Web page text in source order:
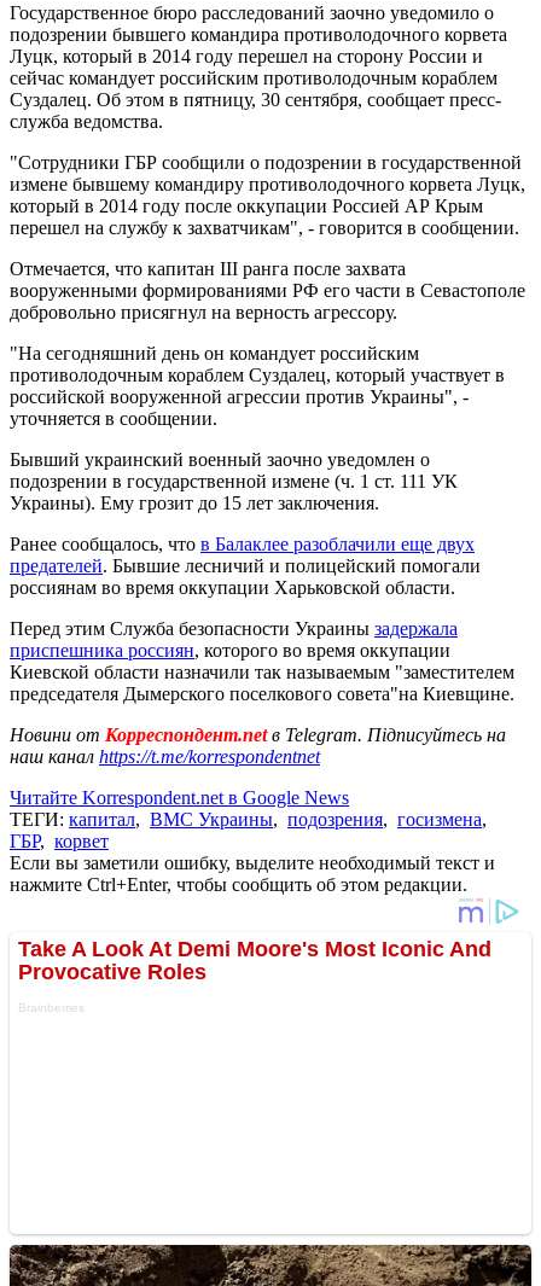
Государственное бюро расследований заочно уведомило о
подозрении бывшего командира противолодочного корвета
Луцк, который в 2014 году перешел на сторону России и
сейчас командует российским противолодочным кораблем
Суздалец. Об этом в пятницу, 30 сентября, сообщает пресс-
служба ведомства.
"Сотрудники ГБР сообщили о подозрении в государственной
измене бывшему командиру противолодочного корвета Луцк,
который в 2014 году после оккупации Россией АР Крым
перешел на службу к захватчикам", - говорится в сообщении.
Отмечается, что капитан III ранга после захвата
вооруженными формированиями РФ его части в Севастополе
добровольно присягнул на верность агрессору.
"На сегодняшний день он командует российским
противолодочным кораблем Суздалец, который участвует в
российской вооруженной агрессии против Украины", -
уточняется в сообщении.
Бывший украинский военный заочно уведомлен о
подозрении в государственной измене (ч. 1 ст. 111 УК
Украины). Ему грозит до 15 лет заключения.
Ранее сообщалось, что в Балаклее разоблачили еще двух
предателей. Бывшие лесничий и полицейский помогали
россиянам во время оккупации Харьковской области.
Перед этим Служба безопасности Украины задержала
приспешника россиян, которого во время оккупации
Киевской области назначили так называемым "заместителем
председателя Дымерского поселкового совета"на Киевщине.
Новини от Корреспондент.netв Telegram. Підписуйтесь на
наш канал https://t.me/korrespondentnet
Читайте Korrespondent.net в Google News
ТЕГИ: капитал, ВМС Украины, подозрения, госизмена,
ГБР, корвет
Если вы заметили ошибку, выделите необходимый текст и
нажмите Ctrl+Enter, чтобы сообщить об этом редакции.